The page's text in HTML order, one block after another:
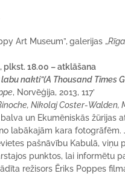
Art Museum”, galerijas „
plkst. 18.00 – atklāšana
labu nakti”(A Thousand Times
, Norvēģija, 2013, 117’
Nikolaj Coster-Walden,
un Ekumēniskās žūrijas
labākajām kara
pašnāvību Kabulā, viņu
punktos, lai informētu
režisors Ēriks Poppes